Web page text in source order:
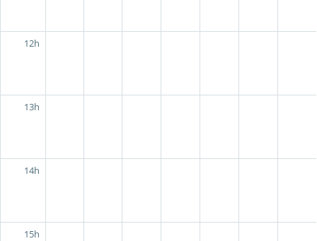
12h
13h
14h
15h